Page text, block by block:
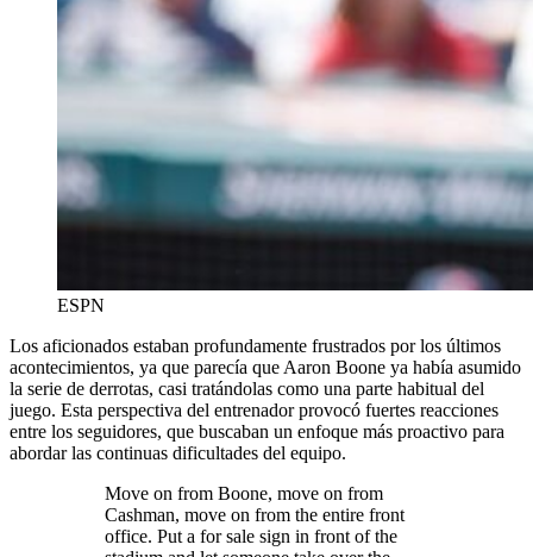
ESPN
Los aficionados estaban profundamente frustrados por los últimos
acontecimientos, ya que parecía que Aaron Boone ya había asumido
la serie de derrotas, casi tratándolas como una parte habitual del
juego. Esta perspectiva del entrenador provocó fuertes reacciones
entre los seguidores, que buscaban un enfoque más proactivo para
abordar las continuas dificultades del equipo.
Move on from Boone, move on from
Cashman, move on from the entire front
office. Put a for sale sign in front of the